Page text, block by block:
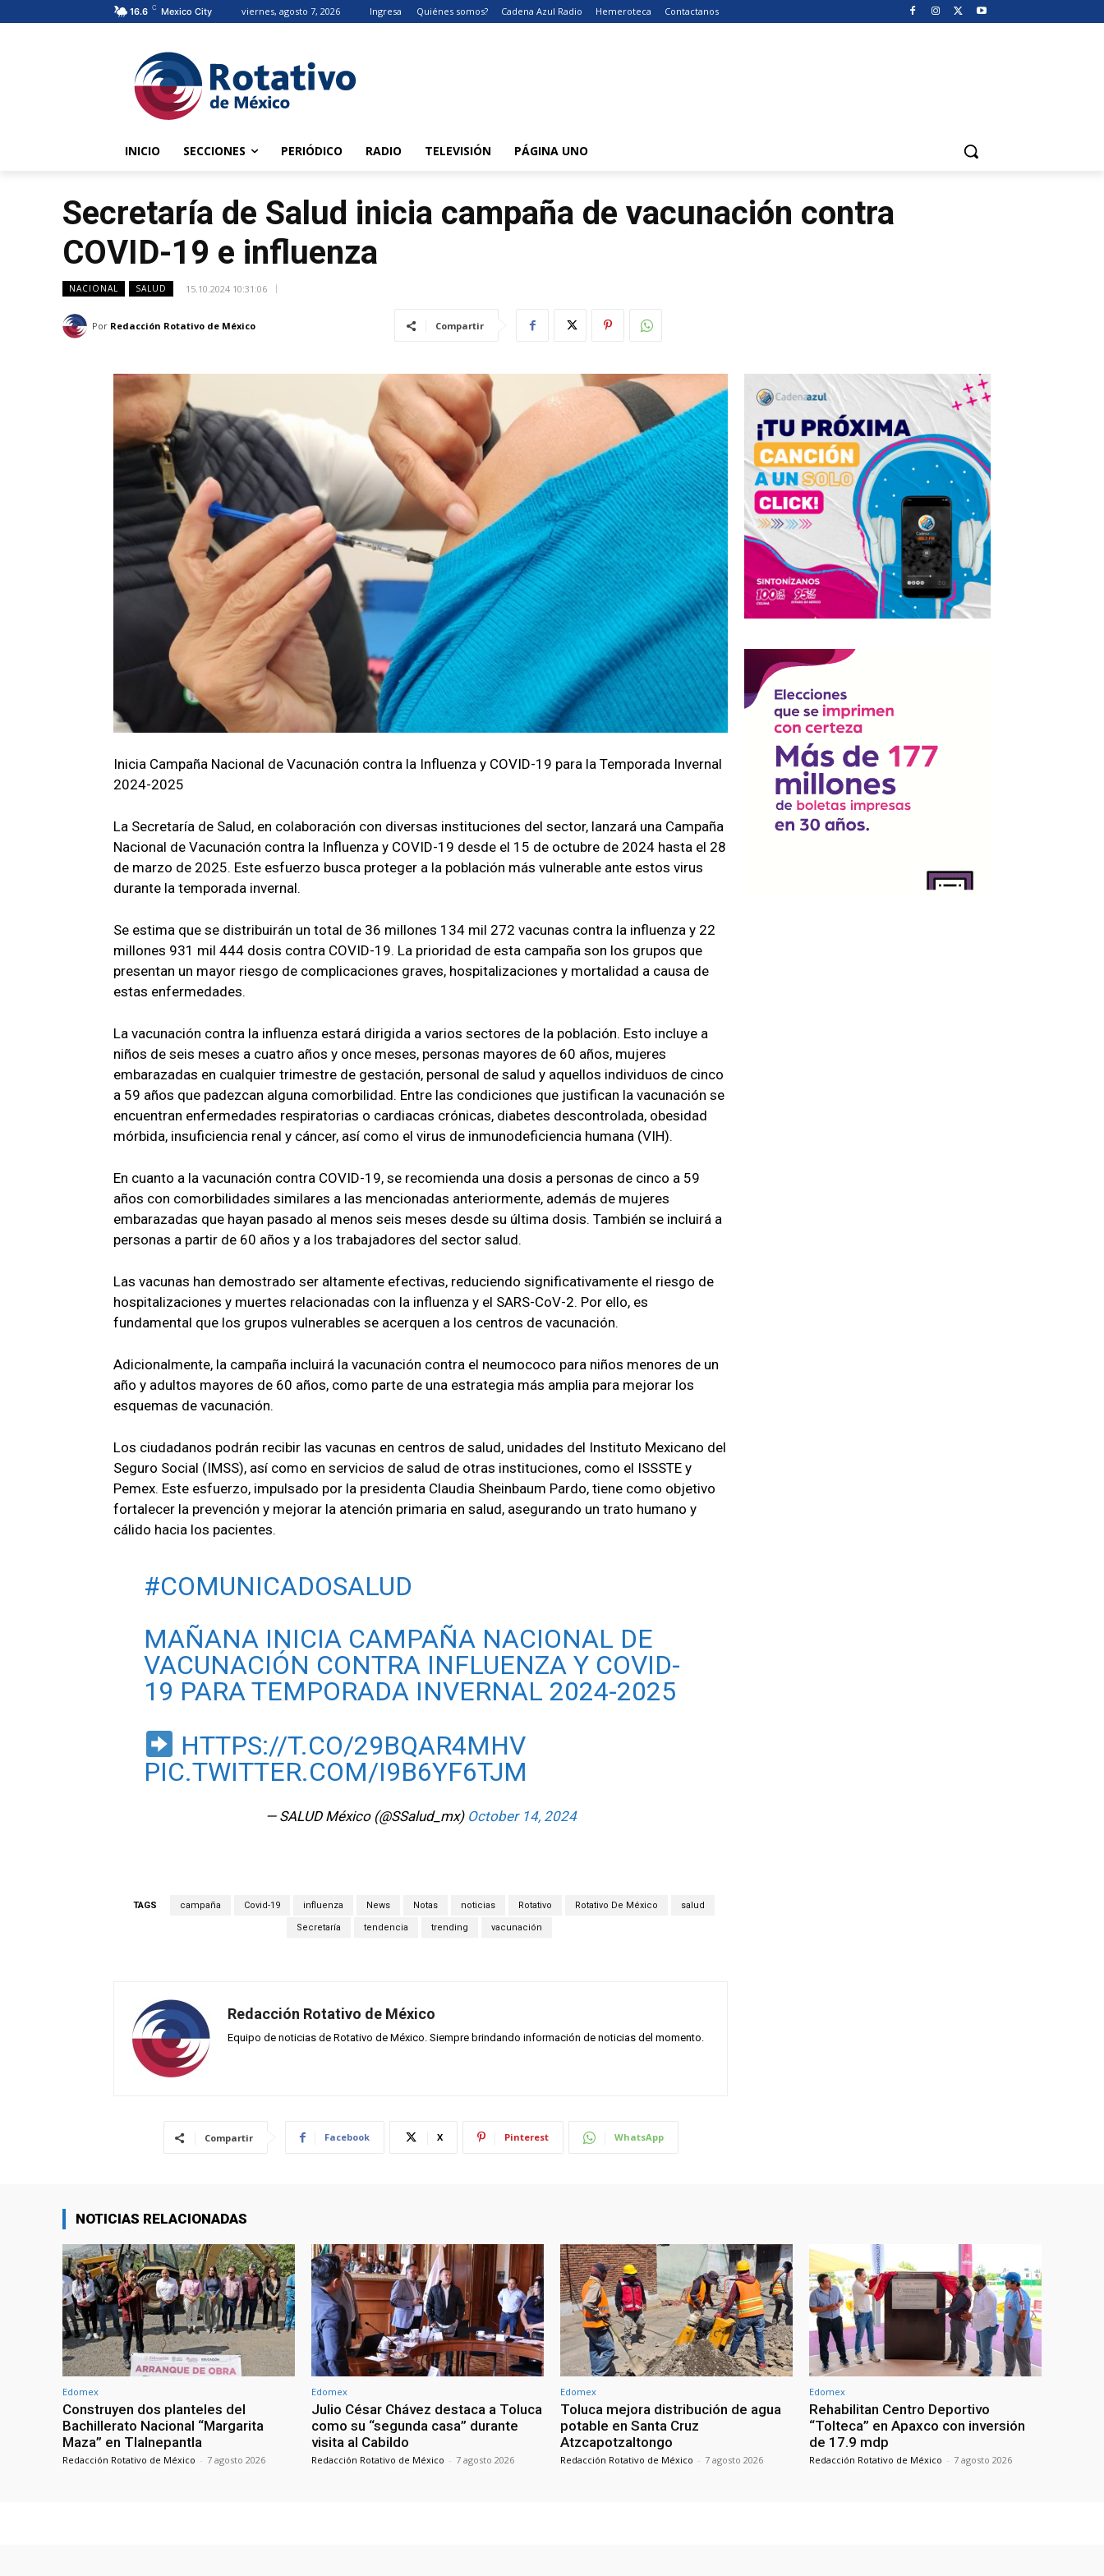
16.6 C Mexico City viernes, agosto 7, 2026 Ingresa Quiénes somos? Cadena Azul Radio Hemeroteca Contactanos
INICIO SECCIONES PERIÓDICO RADIO TELEVISIÓN PÁGINA UNO
Secretaría de Salud inicia campaña de vacunación contra
COVID-19 e influenza
NACIONAL SALUD 15.10.2024 10:31:06
Por Redacción Rotativo de México Compartir
Inicia Campaña Nacional de Vacunación contra la Influenza y COVID-19 para la Temporada Invernal
2024-2025
La Secretaría de Salud, en colaboración con diversas instituciones del sector, lanzará una Campaña
Nacional de Vacunación contra la Influenza y COVID-19 desde el 15 de octubre de 2024 hasta el 28
de marzo de 2025. Este esfuerzo busca proteger a la población más vulnerable ante estos virus
durante la temporada invernal.
Se estima que se distribuirán un total de 36 millones 134 mil 272 vacunas contra la influenza y 22
millones 931 mil 444 dosis contra COVID-19. La prioridad de esta campaña son los grupos que
presentan un mayor riesgo de complicaciones graves, hospitalizaciones y mortalidad a causa de
estas enfermedades.
La vacunación contra la influenza estará dirigida a varios sectores de la población. Esto incluye a
niños de seis meses a cuatro años y once meses, personas mayores de 60 años, mujeres
embarazadas en cualquier trimestre de gestación, personal de salud y aquellos individuos de cinco
a 59 años que padezcan alguna comorbilidad. Entre las condiciones que justifican la vacunación se
encuentran enfermedades respiratorias o cardiacas crónicas, diabetes descontrolada, obesidad
mórbida, insuficiencia renal y cáncer, así como el virus de inmunodeficiencia humana (VIH).
En cuanto a la vacunación contra COVID-19, se recomienda una dosis a personas de cinco a 59
años con comorbilidades similares a las mencionadas anteriormente, además de mujeres
embarazadas que hayan pasado al menos seis meses desde su última dosis. También se incluirá a
personas a partir de 60 años y a los trabajadores del sector salud.
Las vacunas han demostrado ser altamente efectivas, reduciendo significativamente el riesgo de
hospitalizaciones y muertes relacionadas con la influenza y el SARS-CoV-2. Por ello, es
fundamental que los grupos vulnerables se acerquen a los centros de vacunación.
Adicionalmente, la campaña incluirá la vacunación contra el neumococo para niños menores de un
año y adultos mayores de 60 años, como parte de una estrategia más amplia para mejorar los
esquemas de vacunación.
Los ciudadanos podrán recibir las vacunas en centros de salud, unidades del Instituto Mexicano del
Seguro Social (IMSS), así como en servicios de salud de otras instituciones, como el ISSSTE y
Pemex. Este esfuerzo, impulsado por la presidenta Claudia Sheinbaum Pardo, tiene como objetivo
fortalecer la prevención y mejorar la atención primaria en salud, asegurando un trato humano y
cálido hacia los pacientes.
#COMUNICADOSALUD
MAÑANA INICIA CAMPAÑA NACIONAL DE
VACUNACIÓN CONTRA INFLUENZA Y COVID-
19 PARA TEMPORADA INVERNAL 2024-2025
HTTPS://T.CO/29BQAR4MHV
PIC.TWITTER.COM/I9B6YF6TJM
— SALUD México (@SSalud_mx) October 14, 2024
TAGS campaña Covid-19 influenza News Notas noticias Rotativo Rotativo De México salud
Secretaría tendencia trending vacunación
Redacción Rotativo de México
Equipo de noticias de Rotativo de México. Siempre brindando información de noticias del momento.
Compartir Facebook X Pinterest WhatsApp
NOTICIAS RELACIONADAS
Edomex
Construyen dos planteles del
Bachillerato Nacional “Margarita
Maza” en Tlalnepantla
Redacción Rotativo de México - 7 agosto 2026
Edomex
Julio César Chávez destaca a Toluca
como su “segunda casa” durante
visita al Cabildo
Redacción Rotativo de México - 7 agosto 2026
Edomex
Toluca mejora distribución de agua
potable en Santa Cruz
Atzcapotzaltongo
Redacción Rotativo de México - 7 agosto 2026
Edomex
Rehabilitan Centro Deportivo
“Tolteca” en Apaxco con inversión
de 17.9 mdp
Redacción Rotativo de México - 7 agosto 2026